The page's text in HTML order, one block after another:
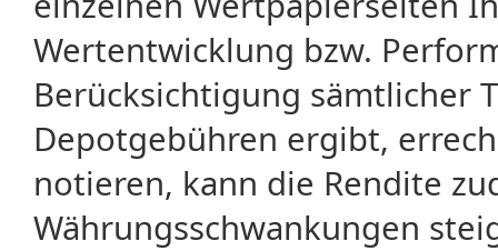
Wertentwicklung bzw.
Berücksichtigung sämtlicher
Depotgebühren ergibt,
notieren, kann die Rendite
Währungsschwankungen